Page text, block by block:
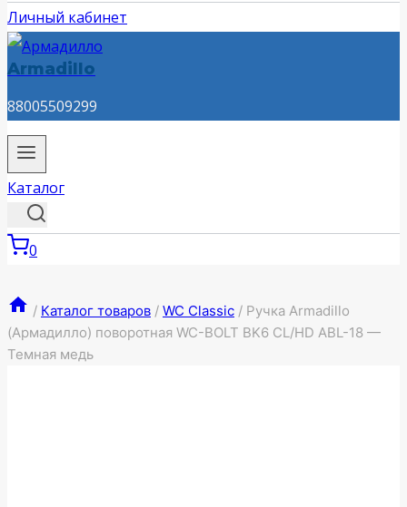
Личный кабинет
Armadillo
88005509299
Каталог
0
/ Каталог товаров / WC Classic / Ручка Armadillo
(Армадилло) поворотная WC-BOLT BK6 CL/HD ABL-18 —
Темная медь